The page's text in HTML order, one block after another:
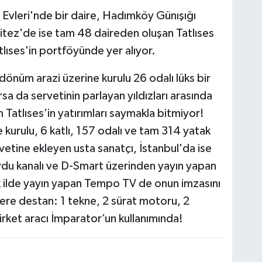
bir daire, Hadımköy Günışığı
ise tam 48 daireden oluşan Tatlıses
portföyünde yer alıyor.
arazi üzerine kurulu 26 odalı lüks bir
da servetinin parlayan yıldızları arasında
yatırımları saymakla bitmiyor!
kurulu, 6 katlı, 157 odalı ve tam 314 yatak
ekleyen usta sanatçı, İstanbul'da ise
kanalı ve D-Smart üzerinden yayın yapan
yayın yapan Tempo TV de onun imzasını
destan: 1 tekne, 2 sürat motoru, 2
aracı İmparator’un kullanımında!